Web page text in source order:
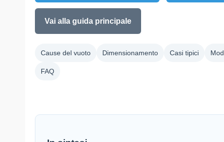
Vai alla guida principale
Cause del vuoto Dimensionamento Casi tipici
FAQ